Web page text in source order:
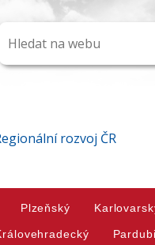
rozvoj ČR
Plzeňský